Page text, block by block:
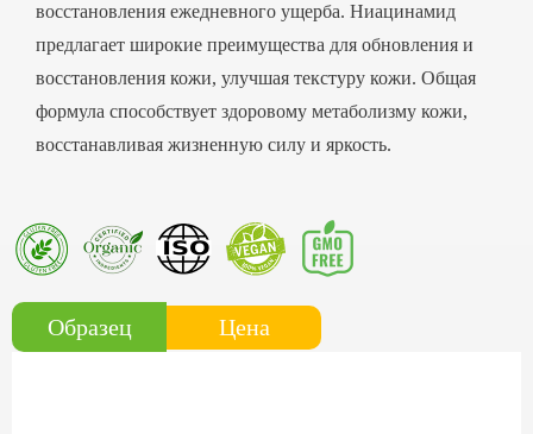
восстановления ежедневного ущерба. Ниацинамид
предлагает широкие преимущества для обновления и
восстановления кожи, улучшая текстуру кожи. Общая
формула способствует здоровому метаболизму кожи,
восстанавливая жизненную силу и яркость.
Образец Цена